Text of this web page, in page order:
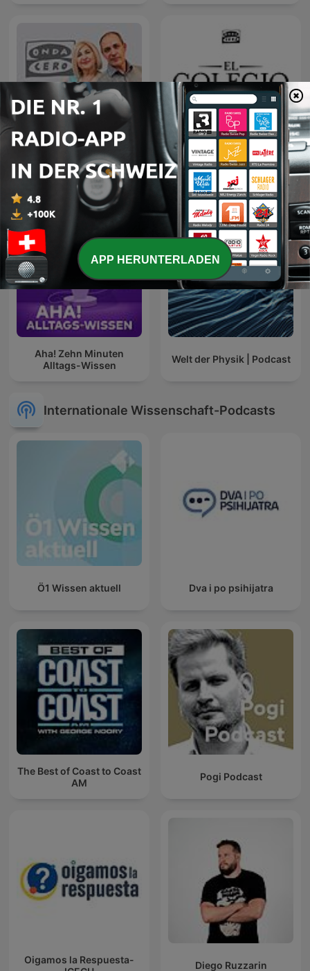
La Rosa de los Vientos El colegio invisible
Aha! Zehn Minuten
Alltags-Wissen
Welt der Physik | Podcast
Internationale Wissenschaft-Podcasts
Ö1 Wissen aktuell Dva i po psihijatra
The Best of Coast to Coast
AM
Pogi Podcast
Oigamos la Respuesta-
Diego Ruzzarin
APP HERUNTERLADEN